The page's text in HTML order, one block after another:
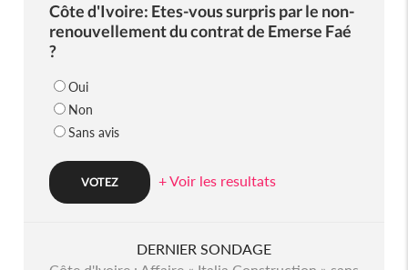
Côte d'Ivoire: Etes-vous surpris par le non-
renouvellement du contrat de Emerse Faé
?
Oui
Non
Sans avis
+ Voir les resultats
DERNIER SONDAGE